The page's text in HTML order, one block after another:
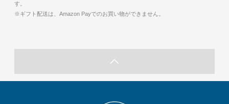
す。
※ギフト配送は、Amazon Payでのお買い物ができません。